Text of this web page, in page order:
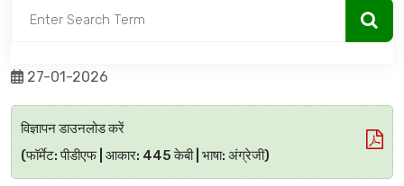
27-01-2026
विज्ञापन डाउनलोड करें
(फॉर्मेट: पीडीएफ | आकार: 445 केबी | भाषा: अंग्रेजी)